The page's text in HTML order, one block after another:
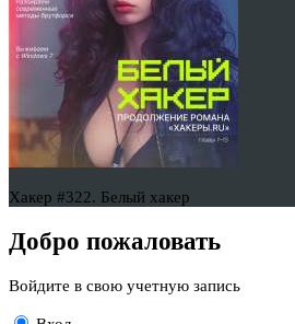
Хакер #322. Белый хакер
Добро пожаловать
Войдите в свою учетную запись